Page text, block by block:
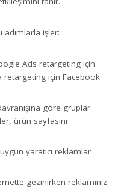
adımlarla işler:
Ads retargeting için
için Facebook
göre gruplar
ürün sayfasını
yaratıcı reklamlar
gezinirken reklamınız